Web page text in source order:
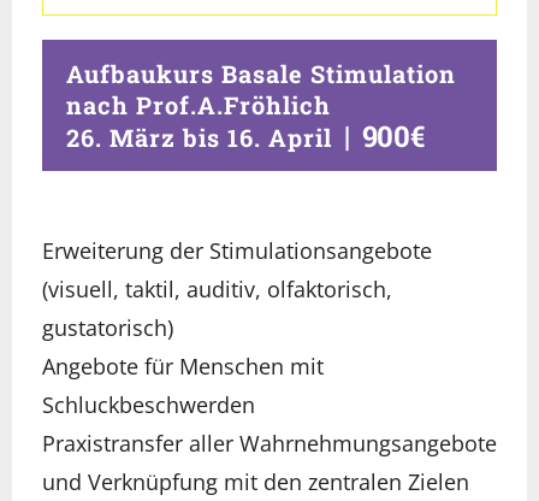
Aufbaukurs Basale Stimulation
nach Prof.A.Fröhlich
26. März bis 16. April | 900€
Erweiterung der Stimulationsangebote
(visuell, taktil, auditiv, olfaktorisch,
gustatorisch)
Angebote für Menschen mit
Schluckbeschwerden
Praxistransfer aller Wahrnehmungsangebote
und Verknüpfung mit den zentralen Zielen